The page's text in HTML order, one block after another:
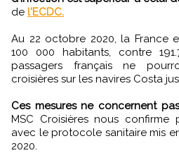
de l'ECDC.
Au 22 octobre 2020, la France
100 000 habitants, contre
passagers français ne
croisières sur les navires Costa
Ces mesures ne concernent
MSC Croisières nous confirme
avec le protocole sanitaire mis
2020.